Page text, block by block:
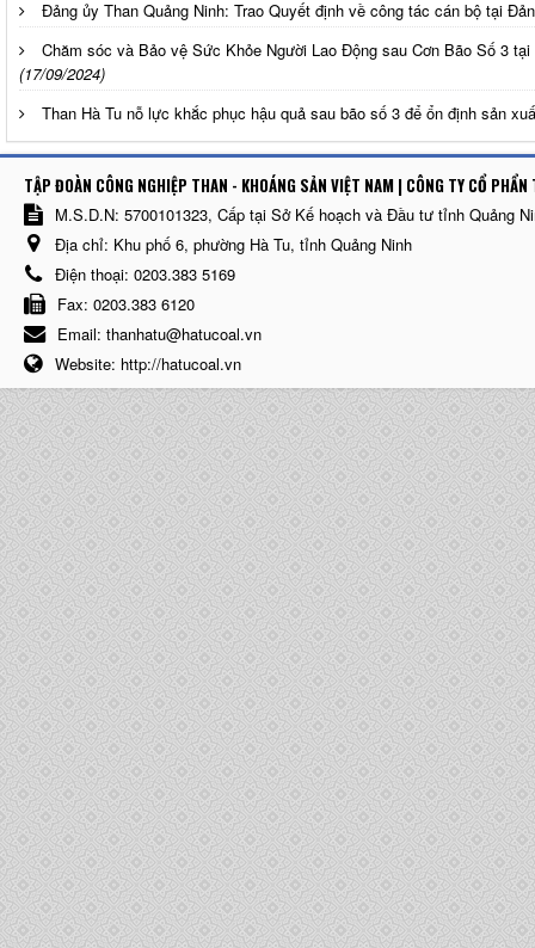
Đảng ủy Than Quảng Ninh: Trao Quyết định về công tác cán bộ tại
Chăm sóc và Bảo vệ Sức Khỏe Người Lao Động sau Cơn Bão Số 3 tại
(17/09/2024)
Than Hà Tu nỗ lực khắc phục hậu quả sau bão số 3 để ổn định sản
TẬP ĐOÀN CÔNG NGHIỆP THAN - KHOÁNG SẢN VIỆT NAM | CÔNG TY CỔ
M.S.D.N: 5700101323, Cấp tại Sở Kế hoạch và Đầu tư tỉnh Quảng
Địa chỉ: Khu phố 6, phường Hà Tu, tỉnh Quảng Ninh
Điện thoại: 0203.383 5169
Fax: 0203.383 6120
Email: thanhatu@hatucoal.vn
Website: http://hatucoal.vn